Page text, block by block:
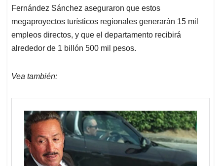
Fernández Sánchez aseguraron que estos
megaproyectos turísticos regionales generarán 15 mil
empleos directos, y que el departamento recibirá
alrededor de 1 billón 500 mil pesos.
Vea también: